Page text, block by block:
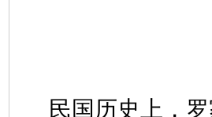
民国历史上，